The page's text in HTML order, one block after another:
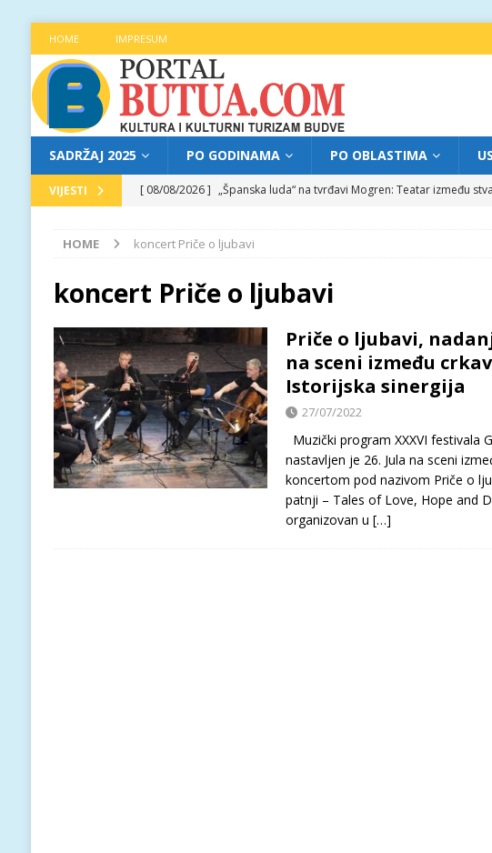
HOME IMPRESUM
SADRŽAJ 2025 PO GODINAMA PO OBLASTIMA
VIJESTI [ 08/08/2026 ] „Španska luda“ na tvrđavi Mogren: Teatar između
[ 07/08/2026 ] Trg pjesnika ugostio Mihajla Pantića: Književnost
FOKUS
Najava programa XL festivala „Grad teatar“ za petak,
[ 08/08/2026 ] Najava programa XL festivala „Grad teatar“ za
HOME koncert Priče o ljubavi
koncert Priče o ljubavi
Priče o ljubavi,
na sceni između
Istorijska sinergija
27/07/2022
Muzički program XXXVI festivala
nastavljen je 26. Jula na sceni
koncertom pod nazivom Priče o
patnji – Tales of Love, Hope and
organizovan u […]